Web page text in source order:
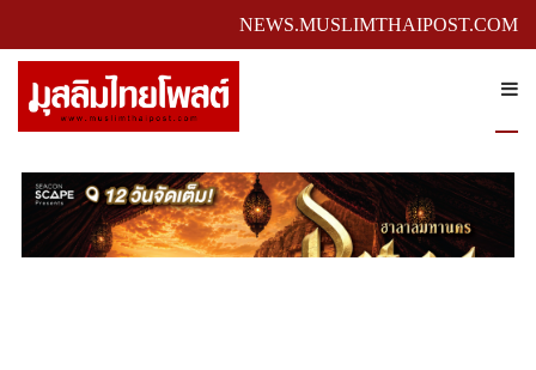
NEWS.MUSLIMTHAIPOST.COM